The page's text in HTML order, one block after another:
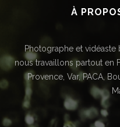
À
Photographe et vidéaste
nous travaillons partout en
Provence, Var, PACA,